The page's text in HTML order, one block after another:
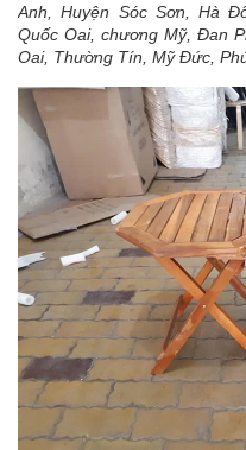
Anh, Huyện Sóc Sơn, Hà
Quốc Oai, chương Mỹ, Đan
Oai, Thường Tín, Mỹ Đức,